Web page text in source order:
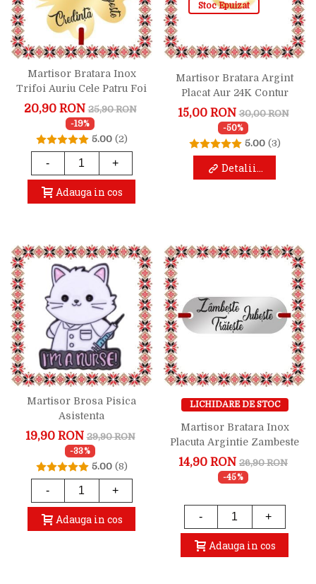
Martisor Bratara Inox
Trifoi Auriu Cele Patru Foi
Ale Trifoiului
20,90 RON 25,90 RON
-19%
5.00 (2)
- +
Adauga in cos
Stoc Epuizat
Martisor Bratara Argint
Placat Aur 24K Contur
Pisica Mica
15,00 RON 30,00 RON
-50%
5.00 (3)
Detalii...
Martisor Brosa Pisica
Asistenta
19,90 RON 29,90 RON
-33%
5.00 (8)
- +
Adauga in cos
LICHIDARE DE STOC
Martisor Bratara Inox
Placuta Argintie Zambeste
Iubeste Traieste
14,90 RON 26,90 RON
-45%
- +
Adauga in cos